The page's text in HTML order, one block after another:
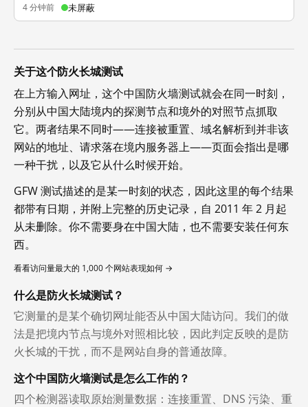
4 分钟前 未屏蔽
关于这个防火长城测试
在上方输入网址，这个中国防火墙测试就会在同一时刻，
分别从中国大陆境内的探测节点和境外的对照节点抓取
它。两者结果不同时——连接被重置、域名解析到并非该
网站的地址、请求落在境内服务器上——页面会指出是哪
一种干扰，以及它从什么时候开始。
GFW 测试描述的是某一时刻的状态，因此这里的每个结果
都带有日期，并附上完整的历史记录，自 2011 年 2 月起
从未删除。你不需要身在中国大陆，也不需要安装任何东
西。
看看访问量最大的 1,000 个网站表现如何 →
什么是防火长城测试？
它测量的是某个确切网址能否从中国大陆访问。我们的做
法是把境内节点与境外对照相比较，因此判定反映的是防
火长城的干扰，而不是网站自身的普通故障。
这个中国防火墙测试是怎么工作的？
四个检测器读取原始测量数据：连接重置、DNS 污染、重